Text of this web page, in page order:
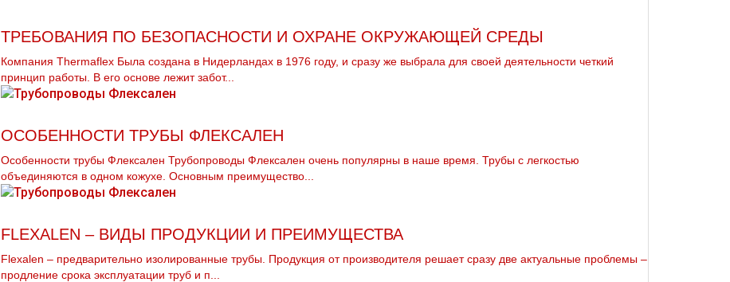
ТРЕБОВАНИЯ ПО БЕЗОПАСНОСТИ И ОХРАНЕ ОКРУЖАЮЩЕЙ СРЕДЫ
Компания Thermaflex Была создана в Нидерландах в 1976 году, и сразу же выбрала для своей деятельности четкий
принцип работы. В его основе лежит забот...
ОСОБЕННОСТИ ТРУБЫ ФЛЕКСАЛЕН
Особенности трубы Флексален Трубопроводы Флексален очень популярны в наше время. Трубы с легкостью
объединяются в одном кожухе. Основным преимущество...
FLEXALEN – ВИДЫ ПРОДУКЦИИ И ПРЕИМУЩЕСТВА
Flexalen – предварительно изолированные трубы. Продукция от производителя решает сразу две актуальные проблемы –
продление срока эксплуатации труб и п...